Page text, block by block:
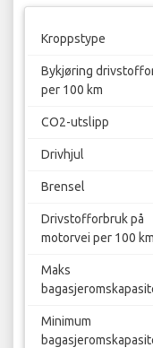
Kroppstype
Bykjøring
per 100 km
CO2-utslipp
Drivhjul
Brensel
Drivstofforbruk på
motorvei per 100 km
Maks
Minimum